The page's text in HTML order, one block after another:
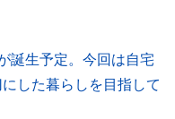
誕生予定。今回は自宅
した暮らしを目指して